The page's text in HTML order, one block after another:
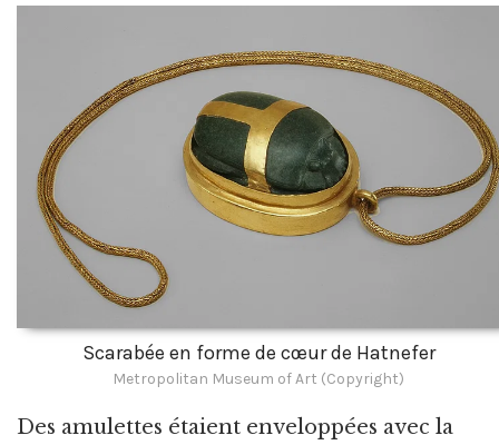
Scarabée en forme de cœur de Hatnefer
Metropolitan Museum of Art (Copyright)
Des amulettes étaient enveloppées avec la